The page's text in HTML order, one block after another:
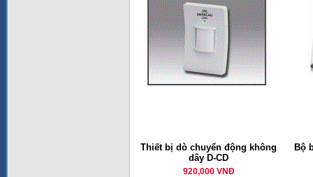
Thiết bị dò chuyển động không
dây D-CD
920,000 VNĐ
Bộ